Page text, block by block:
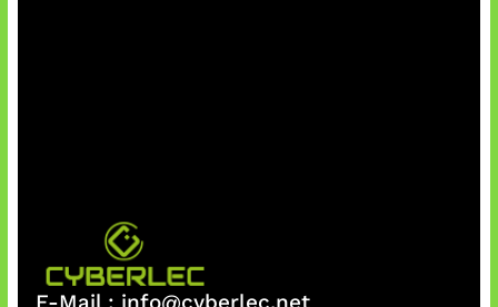
E-Mail : info@cyberlec.net